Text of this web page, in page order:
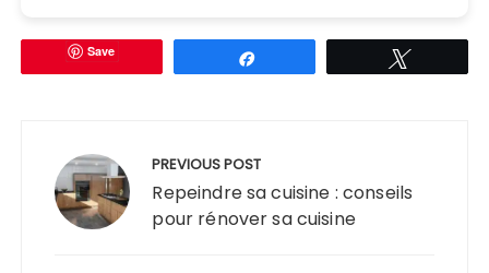
Save
l’article
PREVIOUS POST
Repeindre sa cuisine : conseils
pour rénover sa cuisine